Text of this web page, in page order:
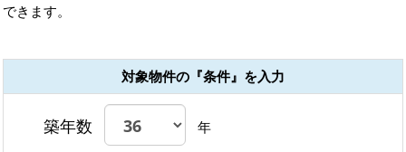
できます。
対象物件の『条件』を入力
築年数 年